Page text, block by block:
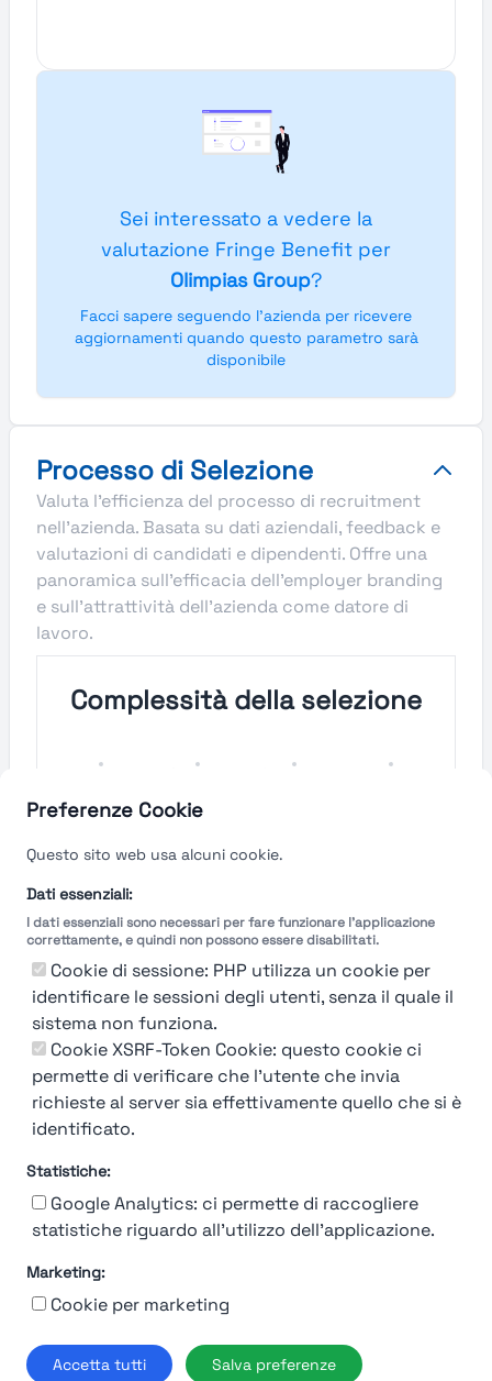
Preferenze Cookie
Questo sito web usa alcuni cookie.
Dati essenziali:
I dati essenziali sono necessari per fare funzionare l'applicazione
correttamente, e quindi non possono essere disabilitati.
Cookie di sessione: PHP utilizza un cookie per
identificare le sessioni degli utenti, senza il quale il
sistema non funziona.
Cookie XSRF-Token Cookie: questo cookie ci
permette di verificare che l'utente che invia
richieste al server sia effettivamente quello che si è
identificato.
Statistiche:
Google Analytics: ci permette di raccogliere
statistiche riguardo all'utilizzo dell'applicazione.
Marketing:
Cookie per marketing
Accetta tutti Salva preferenze
Sei interessato a vedere la
valutazione Fringe Benefit per
Olimpias Group?
Facci sapere seguendo l'azienda per ricevere
aggiornamenti quando questo parametro sarà
disponibile
Processo di Selezione
Valuta l'efficienza del processo di recruitment
nell'azienda. Basata su dati aziendali, feedback e
valutazioni di candidati e dipendenti. Offre una
panoramica sull'efficacia dell'employer branding
e sull'attrattività dell'azienda come datore di
lavoro.
Complessità della selezione
Velocità del processo di
Molto
Breve Lungo
Molto
Misuriamo l'efficienza e la velocità del processo
di selezione del personale attraverso dati
aziendali, feedback dei candidati e valutazioni
Termini e Condizioni
© 2019-2026 Stupendio. Tutti i diritti riservati | Smarteris S.r.l. P.IVA
02659750992 | Capitale Sociale € 2.550 i.v.